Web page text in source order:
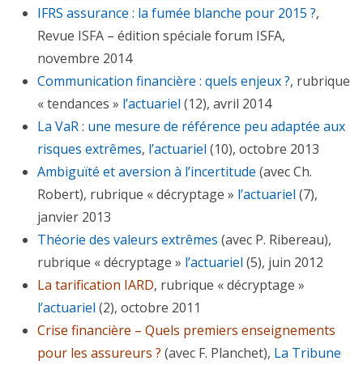
IFRS assurance : la fumée blanche pour 2015 ?,
Revue ISFA – édition spéciale forum ISFA,
novembre 2014
Communication financière : quels enjeux ?, rubrique
« tendances » l’actuariel (12), avril 2014
La VaR : une mesure de référence peu adaptée aux
risques extrêmes, l’actuariel (10), octobre 2013
Ambiguïté et aversion à l’incertitude (avec Ch.
Robert), rubrique « décryptage » l’actuariel (7),
janvier 2013
Théorie des valeurs extrêmes (avec P. Ribereau),
rubrique « décryptage » l’actuariel (5), juin 2012
La tarification IARD, rubrique « décryptage »
l’actuariel (2), octobre 2011
Crise financière – Quels premiers enseignements
pour les assureurs ? (avec F. Planchet), La Tribune